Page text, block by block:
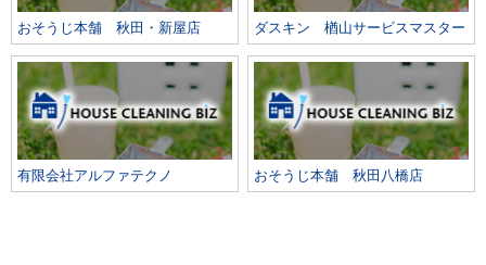
おそうじ本舗 秋田・新屋店 ダスキン 楢山サービスマスター
有限会社アルファテクノ おそうじ本舗 秋田八橋店